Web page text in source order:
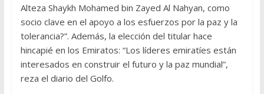
Alteza Shaykh Mohamed bin Zayed Al Nahyan, como
socio clave en el apoyo a los esfuerzos por la paz y la
tolerancia?”. Además, la elección del titular hace
hincapié en los Emiratos: “Los líderes emiratíes están
interesados en construir el futuro y la paz mundial”,
reza el diario del Golfo.